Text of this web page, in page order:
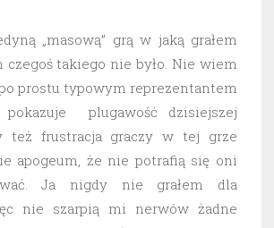
„masową” grą w jaką grałem
czegoś takiego nie było. Nie wiem
prostu typowym reprezentantem
plugawość dzisiejszej
też frustracja graczy w tej grze
apogeum, że nie potrafią się oni
Ja nigdy nie grałem dla
nie szarpią mi nerwów żadne